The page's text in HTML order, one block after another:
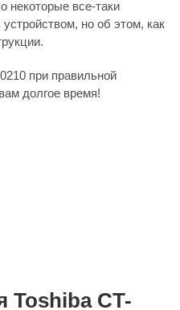
некоторые все-таки
но об этом, как
при правильной
долгое время!
Toshiba CT-